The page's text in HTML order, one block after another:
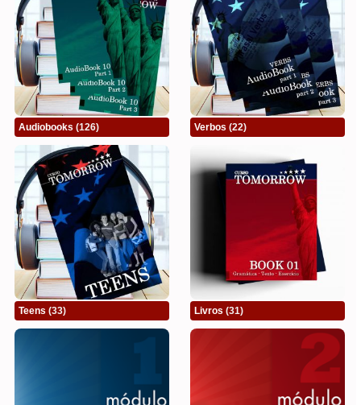
Audiobooks (126) Verbos(22)
Teens (33) Livros(31)